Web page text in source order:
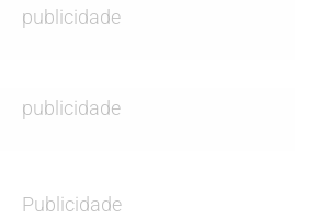
publicidade
publicidade
Publicidade